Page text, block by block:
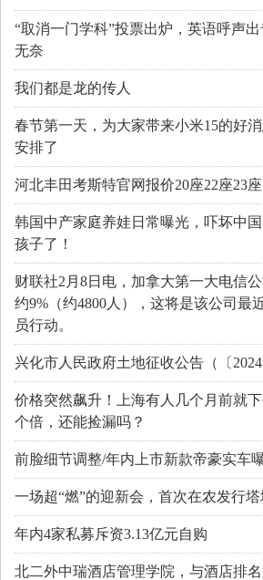
“取消一门学科”投票出炉，英语呼声
无奈
我们都是龙的传人
春节第一天，为大家带来小米15的好
安排了
河北丰田考斯特官网报价20座22座23座
韩国中产家庭养娃日常曝光，吓坏中
孩子了！
财联社2月8日电，加拿大第一大电信
约9%（约4800人），这将是该公司最
员行动。
兴化市人民政府土地征收公告（〔2024
价格突然飙升！上海有人几个月前就
个倍，还能捡漏吗？
前脸细节调整/年内上市新款帝豪实车
一场超“燃”的迎新会，首次在农发行
年内4家私募斥资3.13亿元自购
北二外中瑞酒店管理学院，与酒店排